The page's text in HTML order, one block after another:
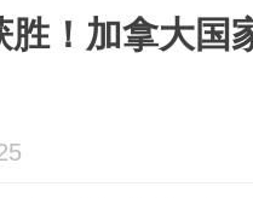
胜！加拿大国